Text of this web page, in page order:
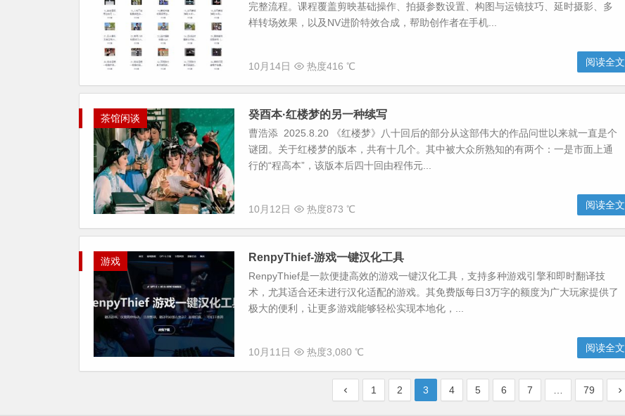
完整流程。课程覆盖剪映基础操作、拍摄参数设置、构图与运镜技巧、延时摄影、多
样转场效果，以及NV进阶特效合成，帮助创作者在手机...
10月14日 热度416 ℃ 阅读全文
茶馆闲谈 癸酉本·红楼梦的另一种续写
曹浩添 2025.8.20 《红楼梦》八十回后的部分从这部伟大的作品问世以来就一直是个
谜团。关于红楼梦的版本，共有十几个。其中被大众所熟知的有两个：一是市面上通
行的“程高本”，该版本后四十回由程伟元...
10月12日 热度873 ℃ 阅读全文
游戏 RenpyThief-游戏一键汉化工具
RenpyThief是一款便捷高效的游戏一键汉化工具，支持多种游戏引擎和即时翻译技
术，尤其适合还未进行汉化适配的游戏。其免费版每日3万字的额度为广大玩家提供了
极大的便利，让更多游戏能够轻松实现本地化，...
10月11日 热度3,080 ℃ 阅读全文
1 2 3 4 5 6 7 79